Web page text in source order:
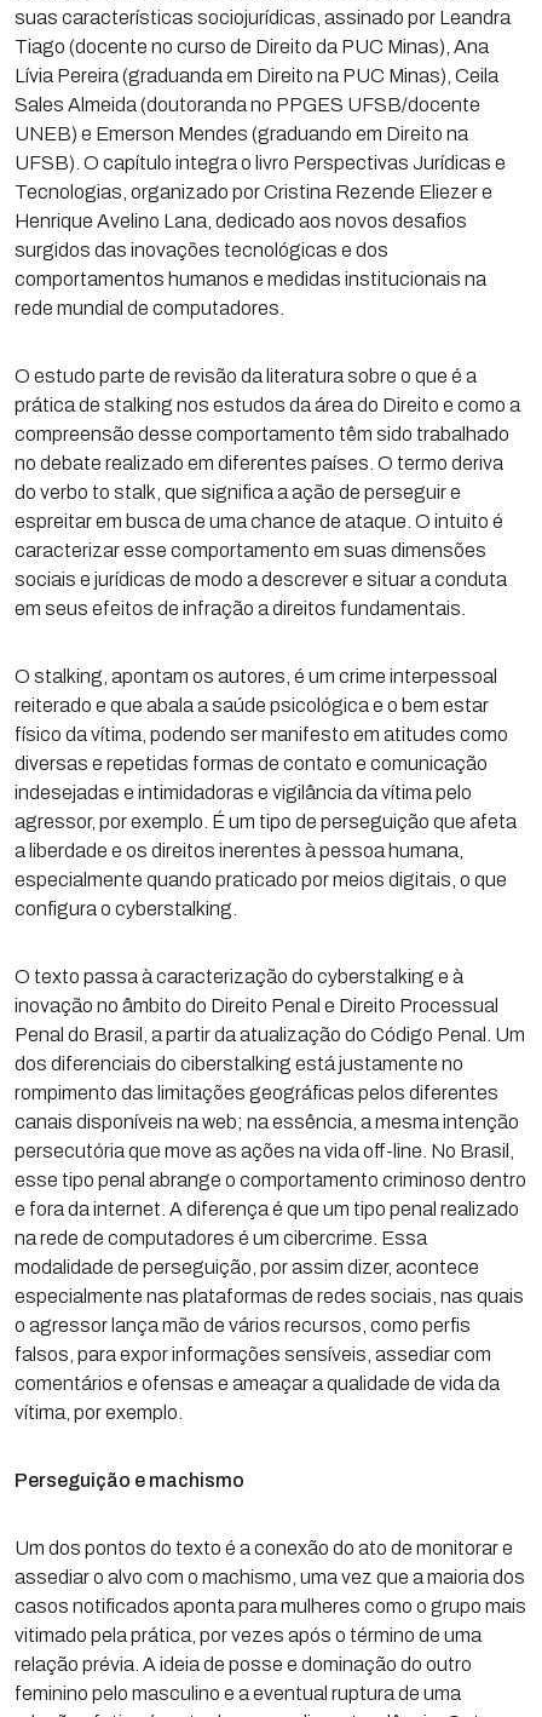
suas características sociojurídicas, assinado por Leandra
Tiago (docente no curso de Direito da PUC Minas), Ana
Lívia Pereira (graduanda em Direito na PUC Minas), Ceila
Sales Almeida (doutoranda no PPGES UFSB/docente
UNEB) e Emerson Mendes (graduando em Direito na
UFSB). O capítulo integra o livro Perspectivas Jurídicas e
Tecnologias, organizado por Cristina Rezende Eliezer e
Henrique Avelino Lana, dedicado aos novos desafios
surgidos das inovações tecnológicas e dos
comportamentos humanos e medidas institucionais na
rede mundial de computadores.
O estudo parte de revisão da literatura sobre o que é a
prática de stalking nos estudos da área do Direito e como a
compreensão desse comportamento têm sido trabalhado
no debate realizado em diferentes países. O termo deriva
do verbo to stalk, que significa a ação de perseguir e
espreitar em busca de uma chance de ataque. O intuito é
caracterizar esse comportamento em suas dimensões
sociais e jurídicas de modo a descrever e situar a conduta
em seus efeitos de infração a direitos fundamentais.
O stalking, apontam os autores, é um crime interpessoal
reiterado e que abala a saúde psicológica e o bem estar
físico da vítima, podendo ser manifesto em atitudes como
diversas e repetidas formas de contato e comunicação
indesejadas e intimidadoras e vigilância da vítima pelo
agressor, por exemplo. É um tipo de perseguição que afeta
a liberdade e os direitos inerentes à pessoa humana,
especialmente quando praticado por meios digitais, o que
configura o cyberstalking.
O texto passa à caracterização do cyberstalking e à
inovação no âmbito do Direito Penal e Direito Processual
Penal do Brasil, a partir da atualização do Código Penal. Um
dos diferenciais do ciberstalking está justamente no
rompimento das limitações geográficas pelos diferentes
canais disponíveis na web; na essência, a mesma intenção
persecutória que move as ações na vida off-line. No Brasil,
esse tipo penal abrange o comportamento criminoso dentro
e fora da internet. A diferença é que um tipo penal realizado
na rede de computadores é um cibercrime. Essa
modalidade de perseguição, por assim dizer, acontece
especialmente nas plataformas de redes sociais, nas quais
o agressor lança mão de vários recursos, como perfis
falsos, para expor informações sensíveis, assediar com
comentários e ofensas e ameaçar a qualidade de vida da
vítima, por exemplo.
Perseguição e machismo
Um dos pontos do texto é a conexão do ato de monitorar e
assediar o alvo com o machismo, uma vez que a maioria dos
casos notificados aponta para mulheres como o grupo mais
vitimado pela prática, por vezes após o término de uma
relação prévia. A ideia de posse e dominação do outro
feminino pelo masculino e a eventual ruptura de uma